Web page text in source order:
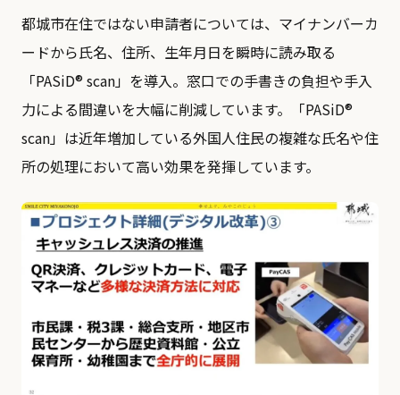
都城市在住ではない申請者については、マイナンバーカ
ードから氏名、住所、生年月日を瞬時に読み取る
「PASiD®︎ scan」を導入。窓口での手書きの負担や手入
力による間違いを大幅に削減しています。「PASiD®︎
scan」は近年増加している外国人住民の複雑な氏名や住
所の処理において高い効果を発揮しています。